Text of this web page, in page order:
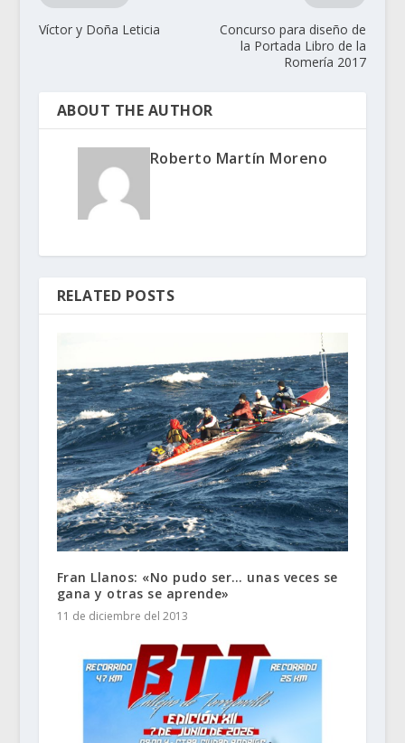
Víctor y Doña Leticia
Concurso para diseño de
la Portada Libro de la
Romería 2017
ABOUT THE AUTHOR
Roberto Martín Moreno
RELATED POSTS
Fran Llanos: «No pudo ser… unas veces se
gana y otras se aprende»
11 de diciembre del 2013